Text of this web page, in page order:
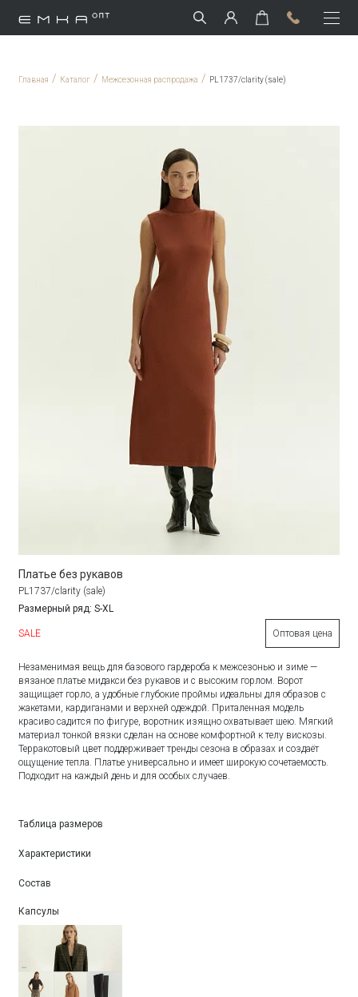
Главная / Каталог / Межсезонная распродажа / PL1737/clarity (sale)
Платье без рукавов
PL1737/clarity (sale)
Размерный ряд: S-XL
SALE Оптовая цена
Незаменимая вещь для базового гардероба к межсезонью и зиме —
вязаное платье мидакси без рукавов и с высоким горлом. Ворот
защищает горло, а удобные глубокие проймы идеальны для образов с
жакетами, кардиганами и верхней одеждой. Приталенная модель
красиво садится по фигуре, воротник изящно охватывает шею. Мягкий
материал тонкой вязки сделан на основе комфортной к телу вискозы.
Терракотовый цвет поддерживает тренды сезона в образах и создаёт
ощущение тепла. Платье универсально и имеет широкую сочетаемость.
Подходит на каждый день и для особых случаев.
Таблица размеров
Характеристики
Состав
Капсулы